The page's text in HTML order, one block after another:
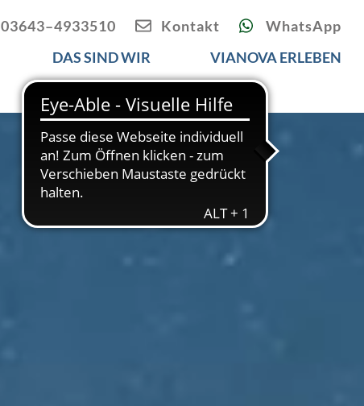
03643–4933510 Kontakt
WhatsApp
DAS SIND WIR VIANOVA ERLEBEN